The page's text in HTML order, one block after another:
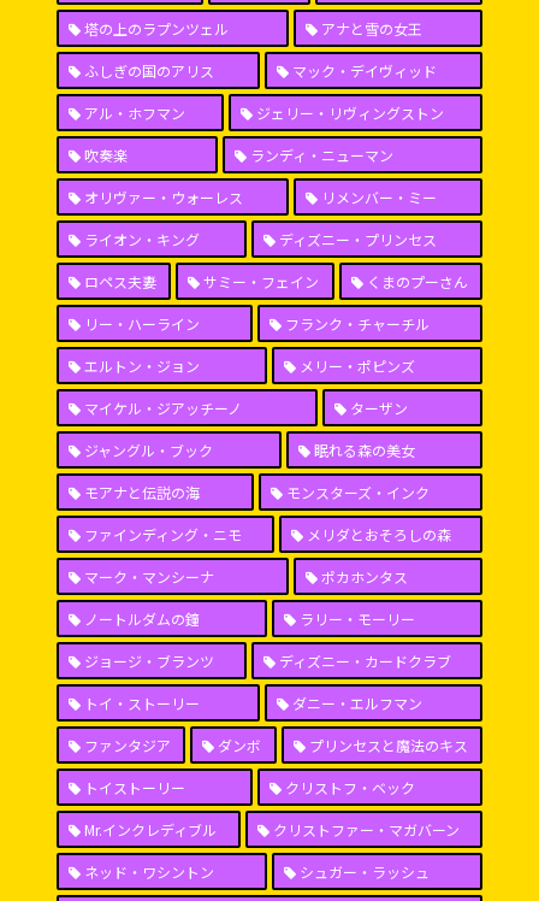
塔の上のラプンツェル アナと雪の女王
ふしぎの国のアリス マック・デイヴィッド
アル・ホフマン ジェリー・リヴィングストン
吹奏楽 ランディ・ニューマン
オリヴァー・ウォーレス リメンバー・ミー
ライオン・キング ディズニー・プリンセス
ロペス夫妻 サミー・フェイン くまのプーさん
リー・ハーライン フランク・チャーチル
エルトン・ジョン メリー・ポピンズ
マイケル・ジアッチーノ ターザン
ジャングル・ブック 眠れる森の美女
モアナと伝説の海 モンスターズ・インク
ファインディング・ニモ メリダとおそろしの森
マーク・マンシーナ ポカホンタス
ノートルダムの鐘 ラリー・モーリー
ジョージ・ブランツ ディズニー・カードクラブ
トイ・ストーリー ダニー・エルフマン
ファンタジア ダンボ プリンセスと魔法のキス
トイストーリー クリストフ・ベック
Mr.インクレディブル クリストファー・マガバーン
ネッド・ワシントン シュガー・ラッシュ